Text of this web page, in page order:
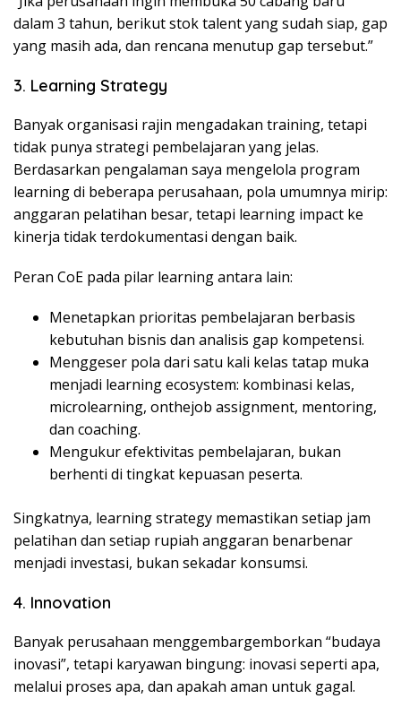
dalam 3 tahun, berikut stok talent yang sudah siap, gap
yang masih ada, dan rencana menutup gap tersebut.”
3. Learning Strategy
Banyak organisasi rajin mengadakan training, tetapi
tidak punya strategi pembelajaran yang jelas.
Berdasarkan pengalaman saya mengelola program
learning di beberapa perusahaan, pola umumnya mirip:
anggaran pelatihan besar, tetapi learning impact ke
kinerja tidak terdokumentasi dengan baik.
Peran CoE pada pilar learning antara lain:
Menetapkan prioritas pembelajaran berbasis
kebutuhan bisnis dan analisis gap kompetensi.
Menggeser pola dari satu kali kelas tatap muka
menjadi learning ecosystem: kombinasi kelas,
microlearning, onthejob assignment, mentoring,
dan coaching.
Mengukur efektivitas pembelajaran, bukan
berhenti di tingkat kepuasan peserta.
Singkatnya, learning strategy memastikan setiap jam
pelatihan dan setiap rupiah anggaran benarbenar
menjadi investasi, bukan sekadar konsumsi.
4. Innovation
Banyak perusahaan menggembargemborkan “budaya
inovasi”, tetapi karyawan bingung: inovasi seperti apa,
melalui proses apa, dan apakah aman untuk gagal.